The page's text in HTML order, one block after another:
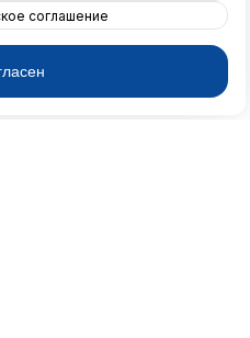
соглашение